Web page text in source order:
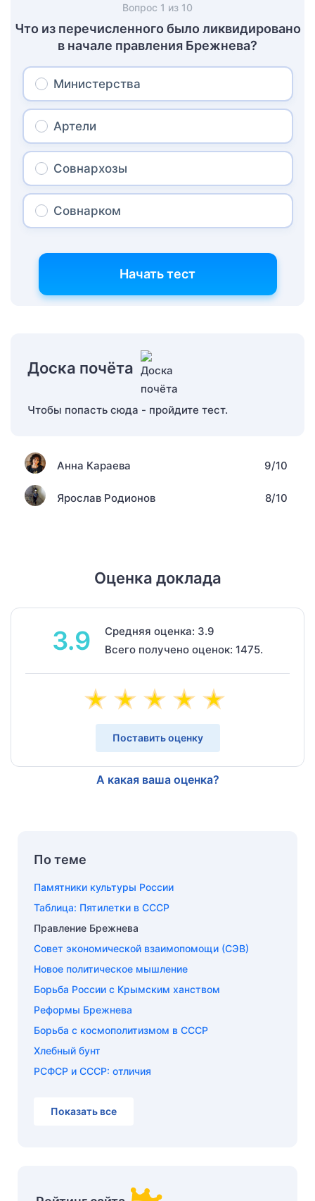
Вопрос 1 из 10
Что из перечисленного было ликвидировано
в начале правления Брежнева?
Министерства
Артели
Совнархозы
Совнарком
Начать тест
Доска почёта
Чтобы попасть сюда - пройдите тест.
Анна Караева 9/10
Ярослав Родионов 8/10
Оценка доклада
3.9
Средняя оценка: 3.9
Всего получено оценок: 1475.
Поставить оценку
А какая ваша оценка?
По теме
Памятники культуры России
Таблица: Пятилетки в СССР
Правление Брежнева
Совет экономической взаимопомощи (СЭВ)
Новое политическое мышление
Борьба России с Крымским ханством
Реформы Брежнева
Борьба с космополитизмом в СССР
Хлебный бунт
РСФСР и СССР: отличия
Показать все